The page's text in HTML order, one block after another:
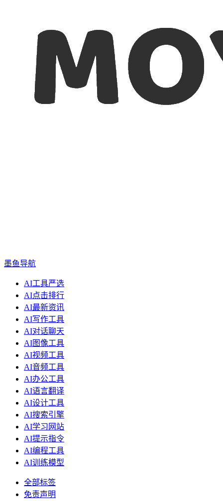
墨鱼导航
AI工具严选
AI点击排行
AI最新资讯
AI写作工具
AI对话聊天
AI图像工具
AI视频工具
AI音频工具
AI办公工具
AI语言翻译
AI设计工具
AI搜索引擎
AI学习网站
AI提示指令
AI编程工具
AI训练模型
全部标签
免责声明